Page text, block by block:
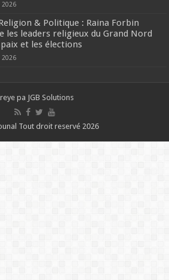
2026
& Politique : Raina Forbin
les leaders religieux du Grand Nord
et les élections
2026
pa JGB Solutions
Tout droit reservé 2026